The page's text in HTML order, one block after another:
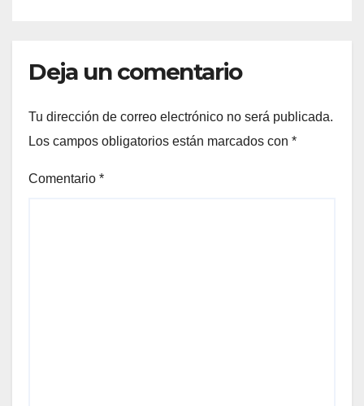
Deja un comentario
Tu dirección de correo electrónico no será publicada.
Los campos obligatorios están marcados con *
Comentario *